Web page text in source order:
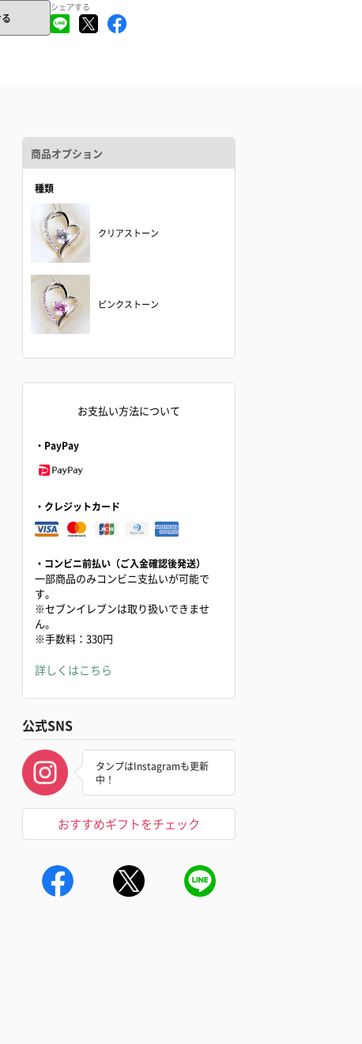
シェアする
商品オプション
種類
クリアストーン
ピンクストーン
お支払い方法について
・PayPay
・クレジットカード
・コンビニ前払い（ご入金確認後発送）
一部商品のみコンビニ支払いが可能で
す。
※セブンイレブンは取り扱いできませ
ん。
※手数料：330円
詳しくはこちら
公式SNS
タンプはInstagramも更新
中！
おすすめギフトをチェック